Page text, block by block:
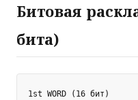
Битовая
бита)
1st WORD (16 бит)